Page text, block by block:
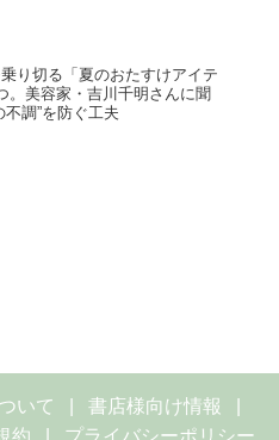
り切る「夏のおたすけアイテ
。美容家・吉川千明さんに聞
不調”を防ぐ工夫
いて
書店様向け情報